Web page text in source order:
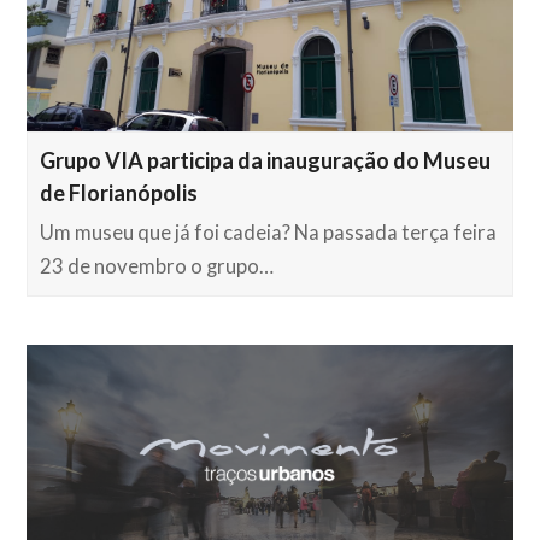
Grupo VIA participa da inauguração do Museu
de Florianópolis
Um museu que já foi cadeia? Na passada terça feira
23 de novembro o grupo…